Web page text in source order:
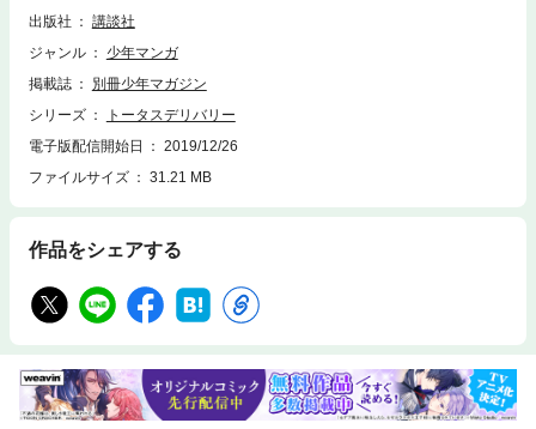
出版社
講談社
ジャンル
少年マンガ
掲載誌
別冊少年マガジン
シリーズ
トータスデリバリー
電子版配信開始日
2019/12/26
ファイルサイズ
31.21 MB
作品をシェアする